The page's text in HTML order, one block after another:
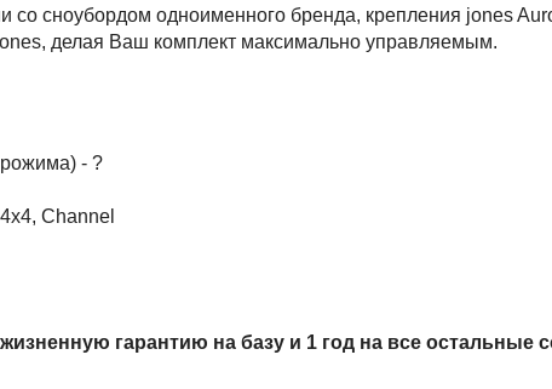
сноубордом одноименного бренда, крепления jones
делая Ваш комплект максимально управляемым.
- ?
Channel
гарантию на базу и 1 год на все остальные